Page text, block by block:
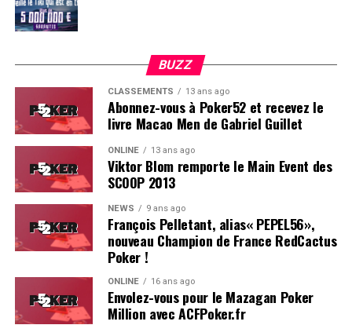
Soleau à gauche, sorti par Logghe au centre
BUZZ
CLASSEMENTS 13 ans ago
Abonnez-vous à Poker52 et recevez le
livre Macao Men de Gabriel Guillet
ONLINE 13 ans ago
Viktor Blom remporte le Main Event des
SCOOP 2013
NEWS 9 ans ago
François Pelletant, alias« PEPEL56»,
nouveau Champion de France RedCactus
Poker !
ONLINE 16 ans ago
Envolez-vous pour le Mazagan Poker
Million avec ACFPoker.fr